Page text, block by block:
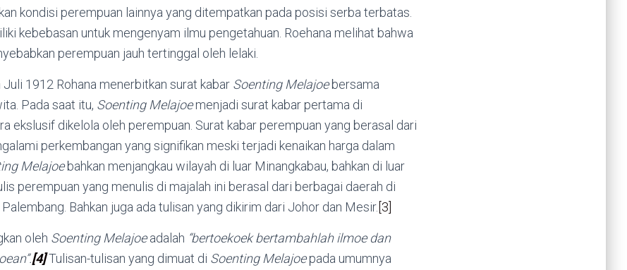
kondisi perempuan lainnya yang ditempatkan pada posisi serba terbatas.
kebebasan untuk mengenyam ilmu pengetahuan. Roehana melihat bahwa
perempuan jauh tertinggal oleh lelaki.
1912 Rohana menerbitkan surat kabar Soenting Melajoebersama
Pada saat itu, Soenting Melajoemenjadi surat kabar pertama di
ekslusif dikelola oleh perempuan. Surat kabar perempuan yang berasal dari
perkembangan yang signifikan meski terjadi kenaikan harga dalam
Melajoebahkan menjangkau wilayah di luar Minangkabau, bahkan di luar
perempuan yang menulis di majalah ini berasal dari berbagai daerah di
Bahkan juga ada tulisan yang dikirim dari Johor dan Mesir. [3]
oleh Soenting Melajoeadalah “bertoekoek bertambahlah ilmoe dan
[4]Tulisan-tulisan yang dimuat di Soenting Melajoepada umumnya